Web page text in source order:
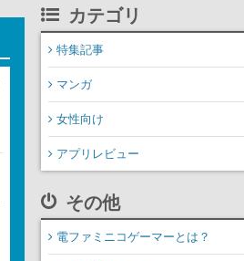
カテゴリ
特集記事
マンガ
女性向け
アプリレビュー
その他
電ファミニコゲーマーとは？